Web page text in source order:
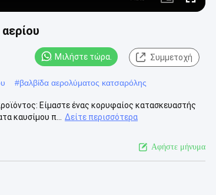
Μιλήστε τώρα. Συμμετοχή
#βαλβίδα αερολύματος κατσαρόλης
Είμαστε ένας κορυφαίος κατασκευαστής
καυσίμου π...
Δείτε περισσότερα
Αφήστε μήνυμα